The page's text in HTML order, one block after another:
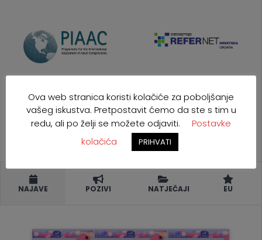
NAJAVE POZIVI NATJEČAJI EU
Ova web stranica koristi kolačiće za poboljšanje
vašeg iskustva. Pretpostavit ćemo da ste s tim u
redu, ali po želji se možete odjaviti.
Postavke
kolačića
PRIHVATI